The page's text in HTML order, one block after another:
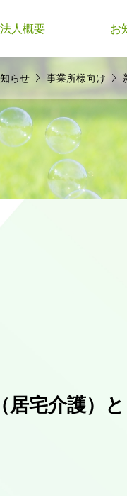
法人概要 お
らせ 事業所様向け 
居宅介護）と